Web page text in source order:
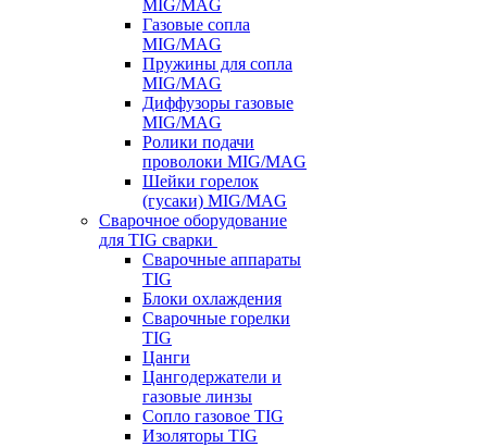
MIG/MAG
Газовые сопла
MIG/MAG
Пружины для сопла
MIG/MAG
Диффузоры газовые
MIG/MAG
Ролики подачи
проволоки MIG/MAG
Шейки горелок
(гусаки) MIG/MAG
Сварочное оборудование
для TIG сварки
Сварочные аппараты
TIG
Блоки охлаждения
Сварочные горелки
TIG
Цанги
Цангодержатели и
газовые линзы
Сопло газовое TIG
Изоляторы TIG